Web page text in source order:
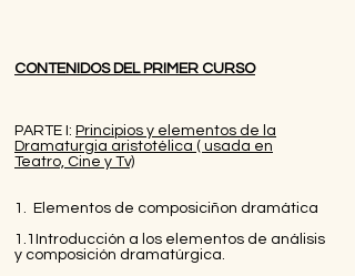
CONTENIDOS DEL PRIMER CURSO
PARTE I: Principios y elementos de la
Dramaturgia aristotélica ( usada en
Teatro, Cine y Tv)
1. Elementos de composiciñon dramática ​
1.1Introducción a los elementos de análisis
y composición dramatúrgica.